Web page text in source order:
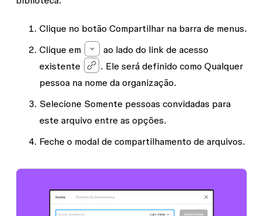
Clique no botão Compartilharna barra de menus.
Clique em
ao lado do link de acesso
existente
. Ele será definido como Qualquer
pessoa na nome da organização.
Selecione Somente pessoas convidadas para
este arquivo entre as opções.
Feche o modal de compartilhamento de arquivos.